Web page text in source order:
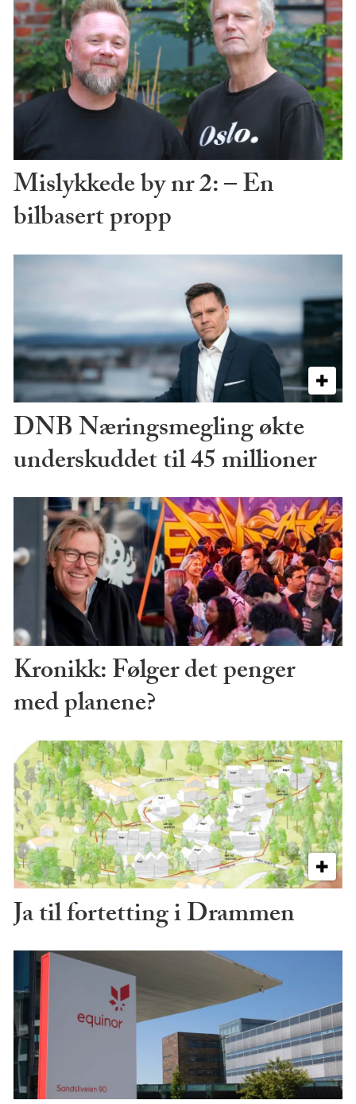
Mislykkede by nr 2: – En
bilbasert propp
DNB Næringsmegling økte
underskuddet til 45 millioner
Kronikk: Følger det penger
med planene?
Ja til fortetting i Drammen